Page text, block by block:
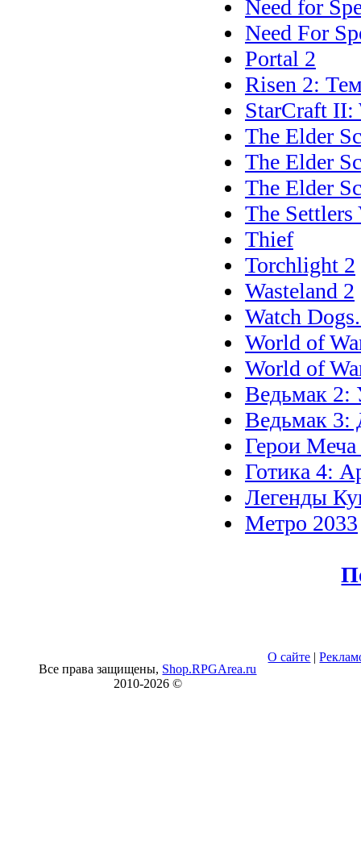
Need for
Need For
Portal 2
Risen 2:
StarCraft
The Elder
The Elder
The Elder
The
Thief
Torchlight 2
Wasteland 2
Watch
World of
World of
Ведьмак 2:
Ведьмак 3:
Герои
Готика 4:
Легенды
Метро 2033
Все права защищены, Shop.RPGArea.ru
2010-2026 ©
О сайте |